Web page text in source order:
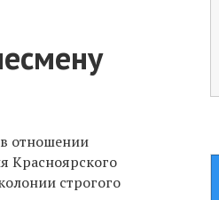
отношении
Красноярского
строгого